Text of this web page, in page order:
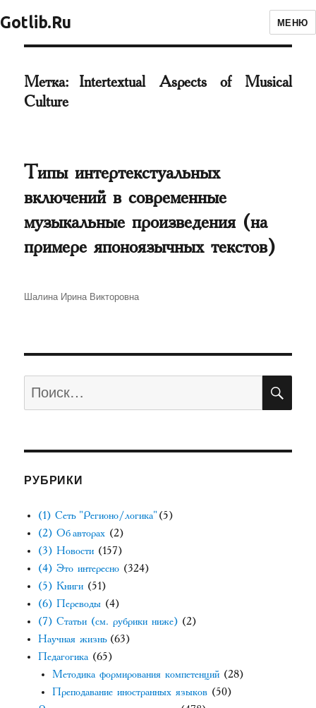
Gotlib.Ru МЕНЮ
Метка: Intertextual Aspects of Musical
Culture
Типы интертекстуальных
включений в современные
музыкальные произведения (на
примере японоязычных текстов)
Автор
Шалина Ирина Викторовна
РУБРИКИ
(1) Сеть "Регионо/логика"(5)
(2) Об авторах (2)
(3) Новости (157)
(4) Это интересно (324)
(5) Книги (51)
(6) Переводы (4)
(7) Статьи (см. рубрики ниже) (2)
Научная жизнь(63)
Педагогика (65)
Методика формирования компетенций (28)
Преподавание иностранных языков (50)